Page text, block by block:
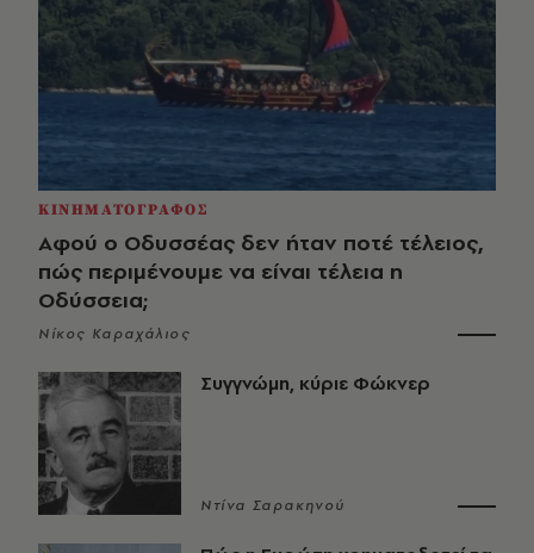
ΚΙΝΗΜΑΤΟΓΡΑΦΟΣ
Αφού ο Οδυσσέας δεν ήταν ποτέ τέλειος,
πώς περιμένουμε να είναι τέλεια η
Οδύσσεια;
Νίκος Καραχάλιος
Συγγνώμη, κύριε Φώκνερ
Ντίνα Σαρακηνού